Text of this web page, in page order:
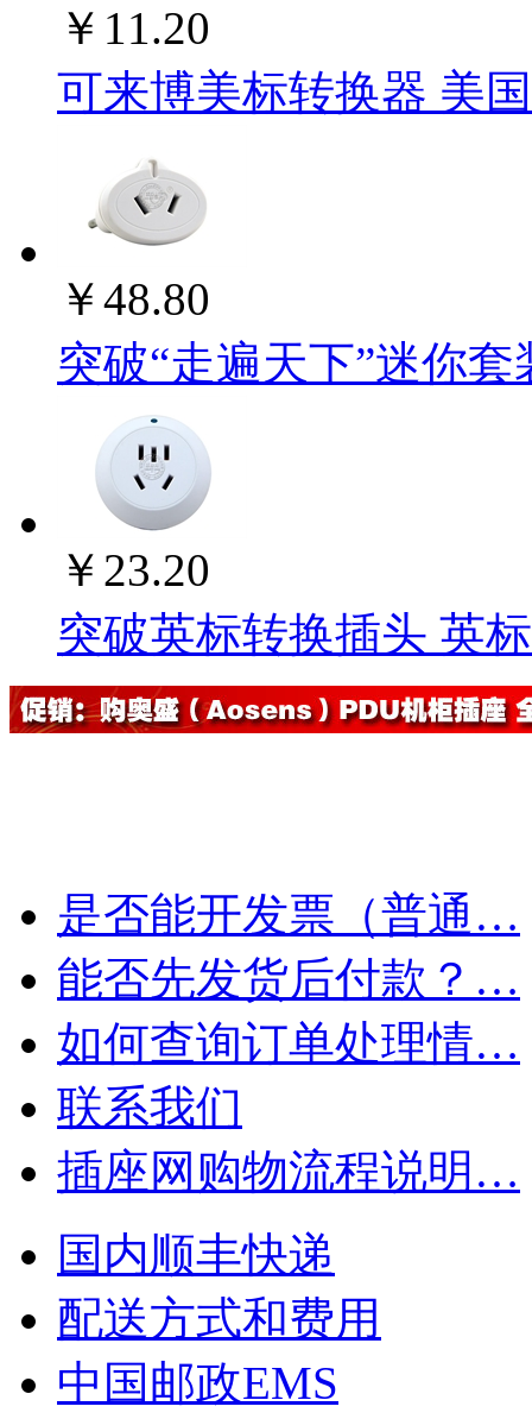
￥11.20
可来博美标转换器 美
￥48.80
突破“走遍天下”迷你
￥23.20
突破英标转换插头 英
是否能开发票（普通…
能否先发货后付款？…
如何查询订单处理情…
联系我们
插座网购物流程说明…
国内顺丰快递
配送方式和费用
中国邮政EMS